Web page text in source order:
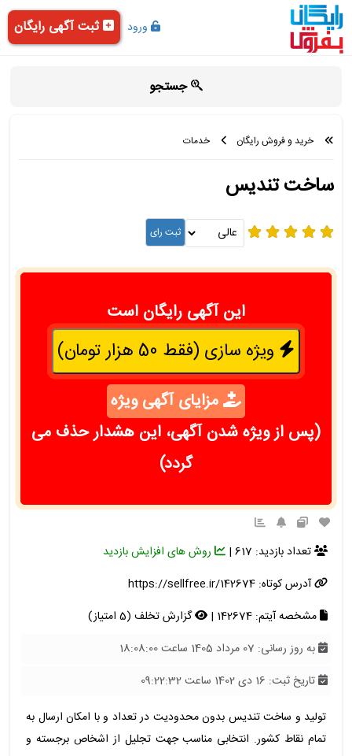
ورود ثبت آگهی رایگان
جستجو
خرید و فروش رایگان خدمات
ساخت تندیس
این آگهی رایگان است
ویژه سازی (فقط 50 هزار تومان)
مزایای آگهی ویژه
(پس از ویژه شدن آگهی، این هشدار حذف می
گردد)
تعداد بازدید: 617 |
روش های افزایش بازدید
آدرس کوتاه:https://sellfree.ir/142674
مشخصه آیتم: 142674 |
گزارش تخلف (5 امتیاز)
به روز رسانی: 07 مرداد 1405 ساعت 18:08:00
تاریخ ثبت: 16 دی 1402 ساعت 09:22:32
تولید و ساخت تندیس بدون محدودیت در تعداد و با امکان ارسال به
تمام نقاط کشور. انتخابی مناسب جهت تجلیل از اشخاص برجسته و